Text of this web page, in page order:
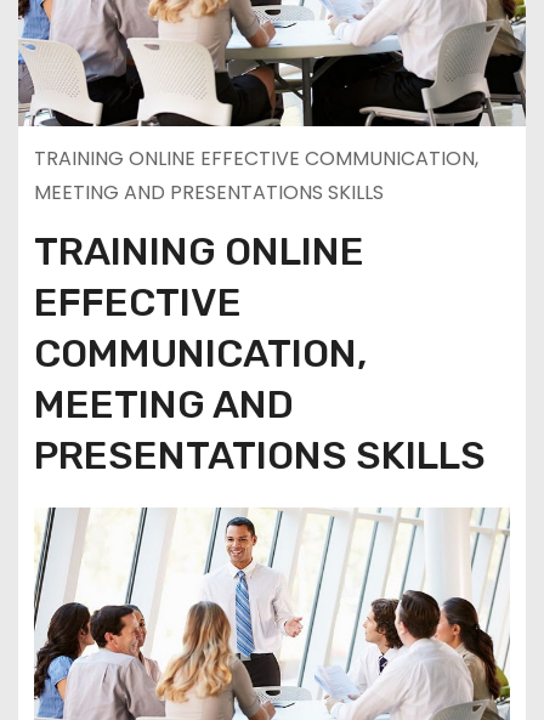
TRAINING ONLINE EFFECTIVE COMMUNICATION,
MEETING AND PRESENTATIONS SKILLS
TRAINING ONLINE
EFFECTIVE
COMMUNICATION,
MEETING AND
PRESENTATIONS SKILLS